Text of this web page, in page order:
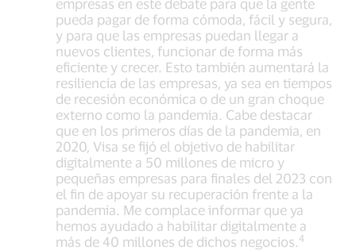
empresas en este debate para que la gente
pueda pagar de forma cómoda, fácil y segura,
y para que las empresas puedan llegar a
nuevos clientes, funcionar de forma más
eficiente y crecer. Esto también aumentará la
resiliencia de las empresas, ya sea en tiempos
de recesión económica o de un gran choque
externo como la pandemia. Cabe destacar
que en los primeros días de la pandemia, en
2020, Visa se fijó el objetivo de habilitar
digitalmente a 50 millones de micro y
pequeñas empresas para finales del 2023 con
el fin de apoyar su recuperación frente a la
pandemia. Me complace informar que ya
hemos ayudado a habilitar digitalmente a
más de 40 millones de dichos negocios. 4